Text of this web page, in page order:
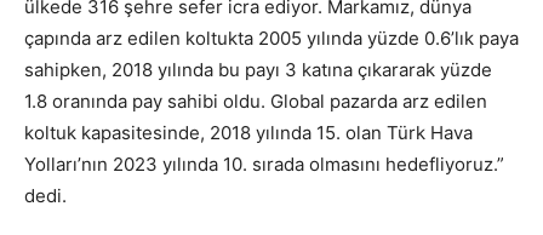
ülkede 316 şehre sefer icra ediyor. Markamız, dünya
çapında arz edilen koltukta 2005 yılında yüzde 0.6’lık paya
sahipken, 2018 yılında bu payı 3 katına çıkararak yüzde
1.8 oranında pay sahibi oldu. Global pazarda arz edilen
koltuk kapasitesinde, 2018 yılında 15. olan Türk Hava
Yolları’nın 2023 yılında 10. sırada olmasını hedefliyoruz.”
dedi.